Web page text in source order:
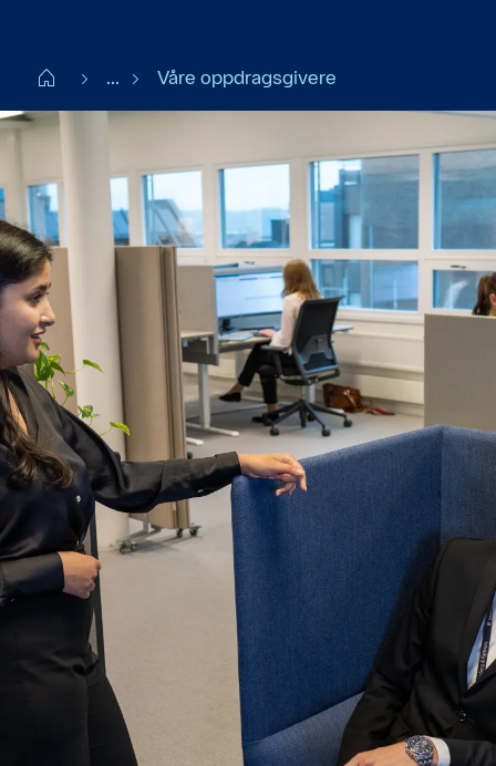
Claims NO
... Våre oppdragsgivere